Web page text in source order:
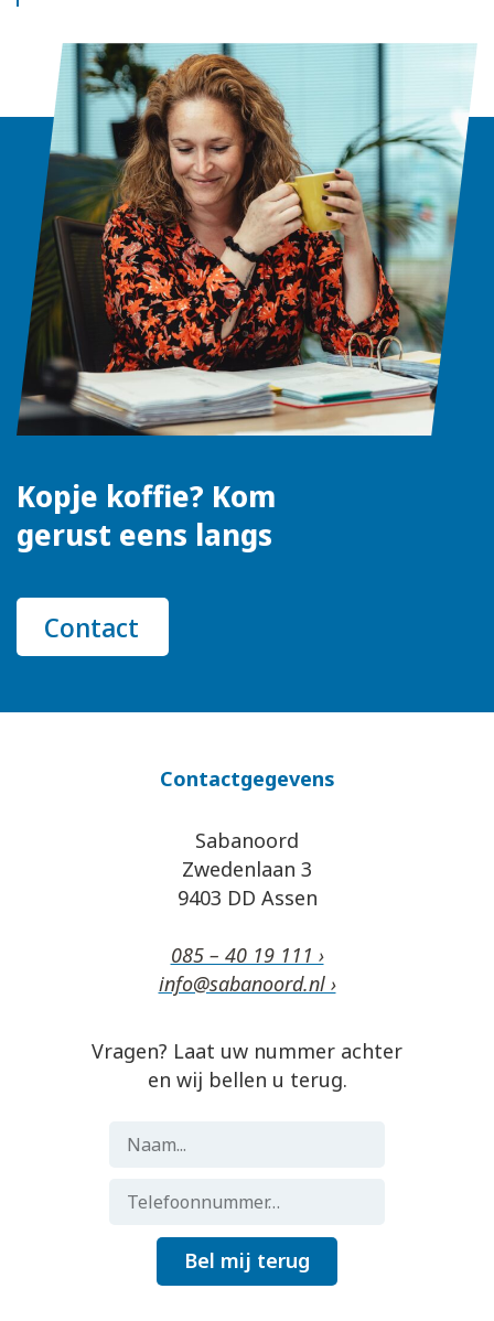
Kopje koffie? Kom
gerust eens langs
Contact
Contactgegevens
Sabanoord
Zwedenlaan 3
9403 DD Assen
085 – 40 19 111 ›
info@sabanoord.nl ›
Vragen? Laat uw nummer achter
en wij bellen u terug.
Bel mij terug